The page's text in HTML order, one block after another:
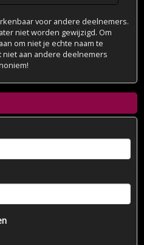
voor andere deelnemers.
niet worden gewijzigd. Om
om niet je echte naam te
niet aan andere deelnemers